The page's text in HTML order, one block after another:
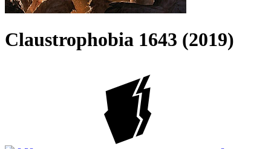
Claustrophobia 1643 (2019)